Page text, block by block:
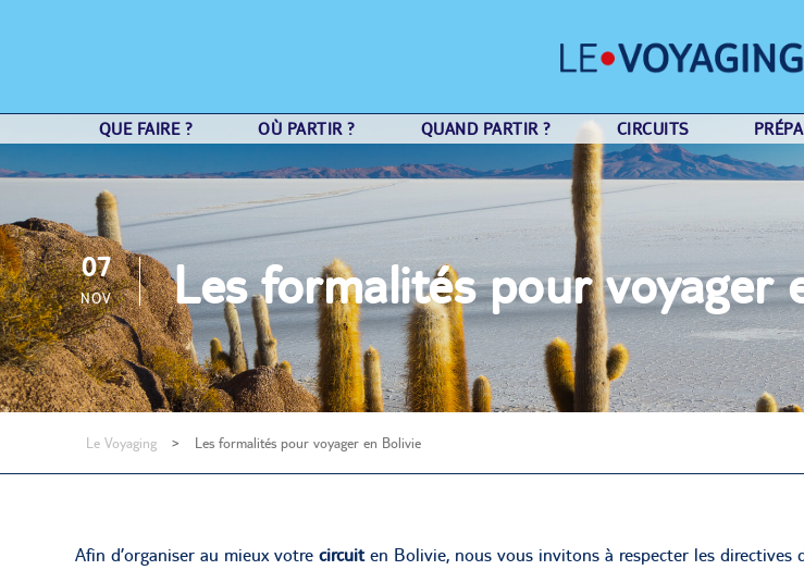
QUE FAIRE ? OÙ PARTIR ? QUAND PARTIR ? CIRCUITS
07
NOV Les formalités pour voyager
Le Voyaging > Les formalités pour voyager en Bolivie
Afin d’organiser au mieux votre circuit en Bolivie, nous vous invitons à respecter les directives